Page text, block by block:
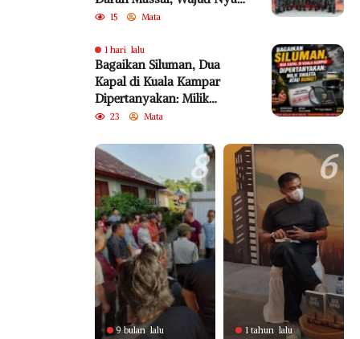
Pengabdian untuk
15 Mata
1 hari lalu
Bagaikan Siluman, Dua
Kapal di Kuala Kampar
Dipertanyakan: Milik
Swasta atau BUMD?
23 Mata
8
9 bulan lalu
6
1 tahun lalu